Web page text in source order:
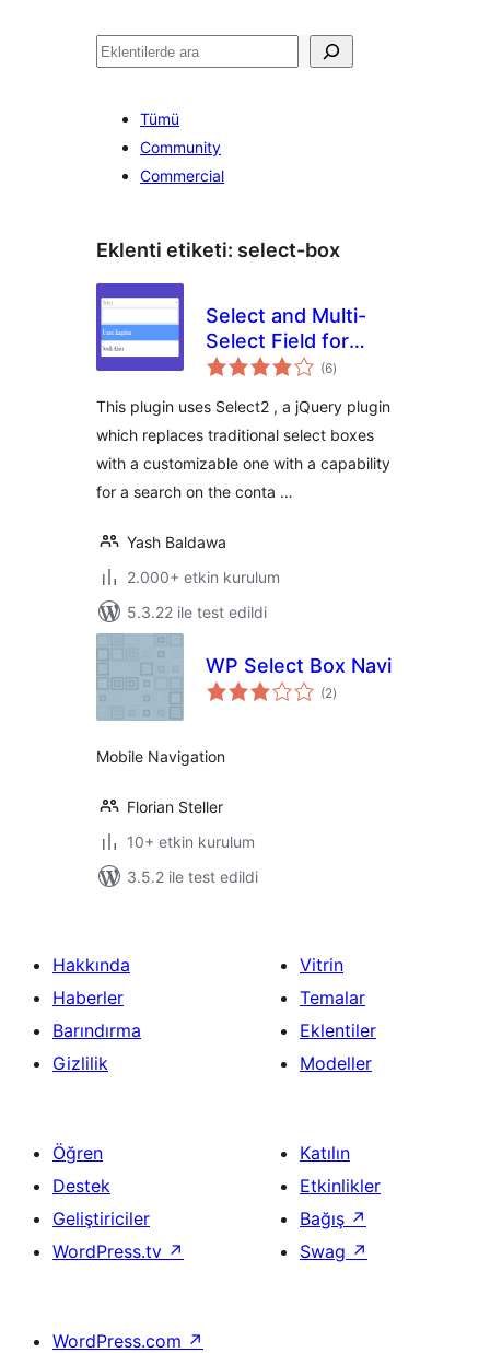
Ara
Tümü
Community
Commercial
Eklenti etiketi: select-box
Select and Multi-
Select Field for
Contact Form 7
(6toplam
puan
)
This plugin uses Select2 , a jQuery plugin
which replaces traditional select boxes
with a customizable one with a capability
for a search on the conta …
Yash Baldawa
2.000+ etkin kurulum
5.3.22 ile test edildi
WP Select Box Navi
(2toplam
puan
)
Mobile Navigation
Florian Steller
10+ etkin kurulum
3.5.2 ile test edildi
Hakkında
Haberler
Barındırma
Gizlilik
Vitrin
Temalar
Eklentiler
Modeller
Öğren
Destek
Geliştiriciler
WordPress.tv ↗
Katılın
Etkinlikler
Bağış ↗
Swag ↗
WordPress.com ↗